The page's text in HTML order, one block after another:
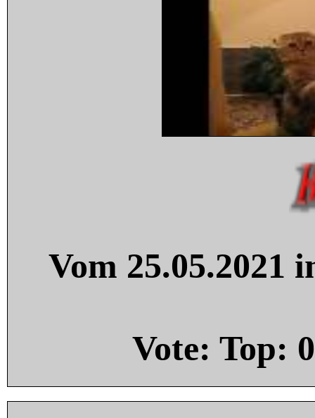
Vom 25.05.2021
Vote: Top: 0